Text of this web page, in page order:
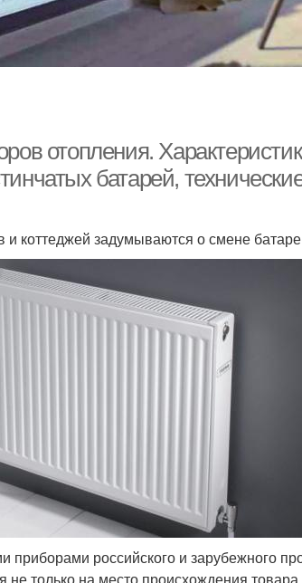
отопления.
батарей,
коттеджей задумываются о смене
российского и зарубежного